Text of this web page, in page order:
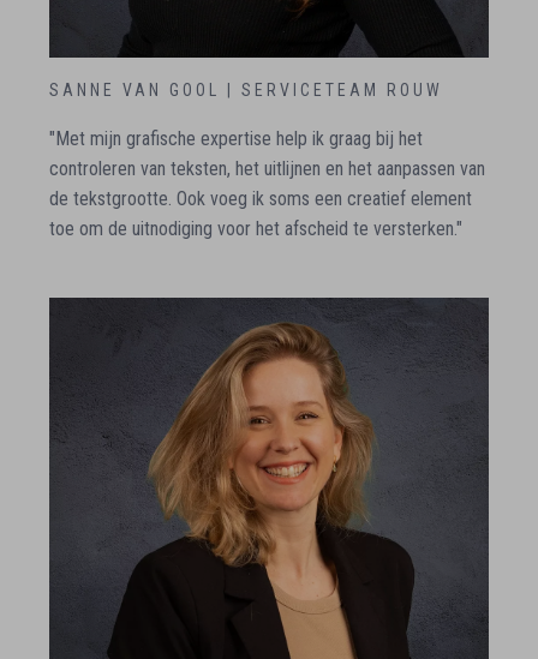
SANNE VAN GOOL | SERVICETEAM ROUW
"Met mijn grafische expertise help ik graag bij het
controleren van teksten, het uitlijnen en het aanpassen van
de tekstgrootte. Ook voeg ik soms een creatief element
toe om de uitnodiging voor het afscheid te versterken."